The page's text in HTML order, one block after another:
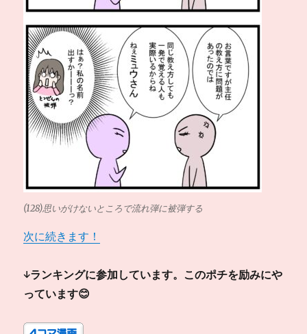
(128)思いがけないところで流れ弾に被弾する
次に続きます！
↓ランキングに参加しています。このポチを励みにや
っています😊